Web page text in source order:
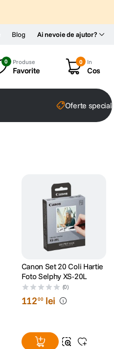
Ai nevoie de ajutor?
Blog
0 Produse
Favorite
0 In
Cos
Oferte
Canon Set 20 Coli Hartie
Foto Selphy XS-20L
(0)
11200 lei